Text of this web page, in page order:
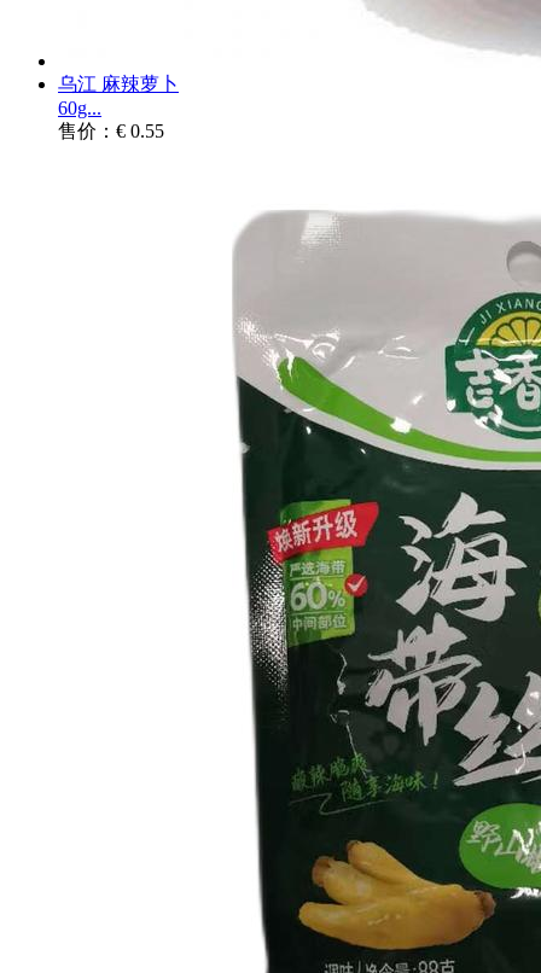
乌江 麻辣萝卜
60g...
售价：€ 0.55